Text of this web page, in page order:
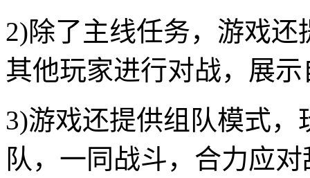
2)除了主线任务，游戏
其他玩家进行对战，展
3)游戏还提供组队模式
队，一同战斗，合力应